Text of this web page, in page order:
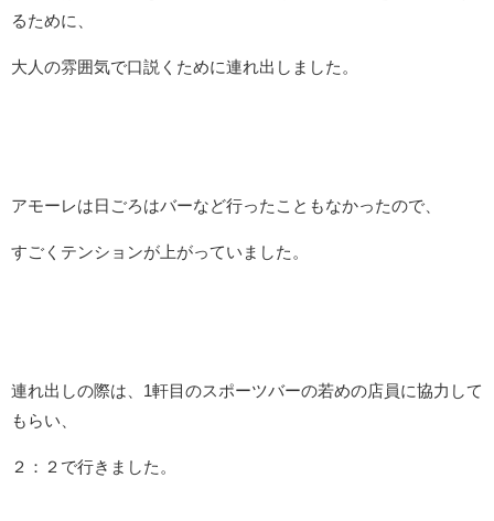
るために、
大人の雰囲気で口説くために連れ出しました。
アモーレは日ごろはバーなど行ったこともなかったので、
すごくテンションが上がっていました。
連れ出しの際は、1軒目のスポーツバーの若めの店員に協力して
もらい、
２：２で行きました。